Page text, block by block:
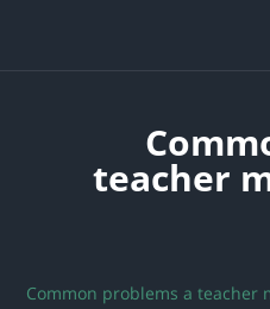
teacher
Common problems a teacher